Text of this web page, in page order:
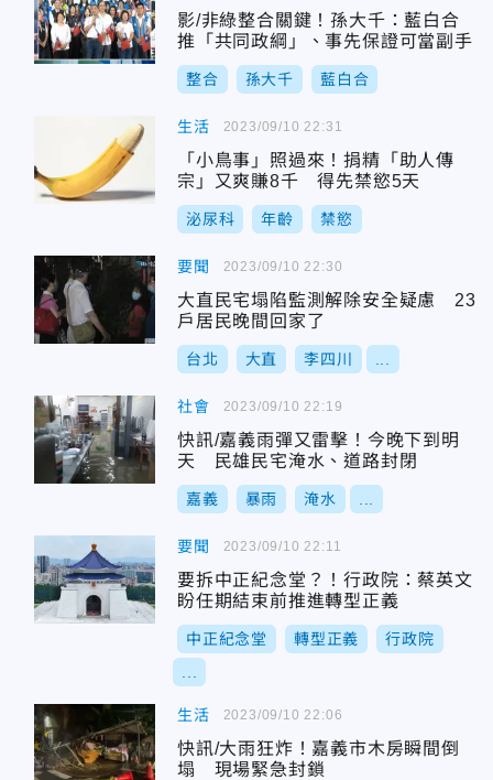
影/非綠整合關鍵！孫大千：藍白合
推「共同政綱」、事先保證可當副手
整合 孫大千 藍白合
生活
「小鳥事」照過來！捐精「助人傳
宗」又爽賺8千 得先禁慾5天
泌尿科 年齡 禁慾
2023/09/10 22:31
要聞
大直民宅塌陷監測解除安全疑慮 23
戶居民晚間回家了
台北 大直 李四川
2023/09/10 22:30
社會
快訊/嘉義雨彈又雷擊！今晚下到明
天 民雄民宅淹水、道路封閉
嘉義 暴雨 淹水
2023/09/10 22:19
要聞
要拆中正紀念堂？！行政院：蔡英文
盼任期結束前推進轉型正義
中正紀念堂 轉型正義 行政院
2023/09/10 22:11
生活
快訊/大雨狂炸！嘉義市木房瞬間倒
塌 現場緊急封鎖
2023/09/10 22:06